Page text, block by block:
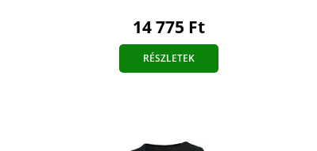
14 775 Ft
RÉSZLETEK